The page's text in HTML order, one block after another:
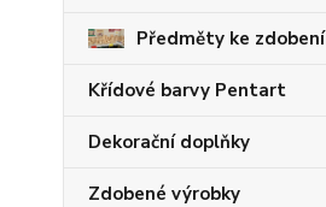
Předměty ke zdobení
Křídové barvy Pentart
Dekorační doplňky
Zdobené výrobky